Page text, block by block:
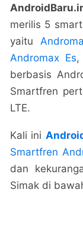
merilis 5
yaitu
Andromax Es,
berbasis
Smartfren
LTE.
Kali ini
Smartfren
dan
Simak di